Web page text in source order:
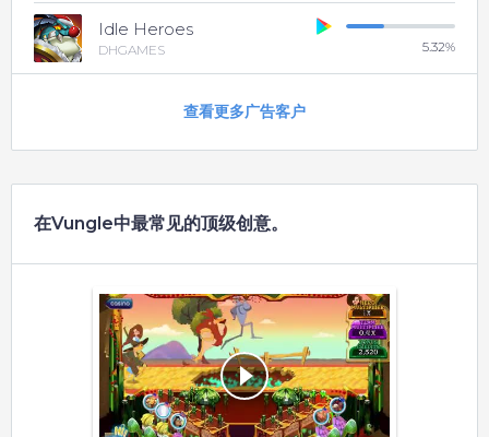
5.32%
Idle Heroes
DHGAMES
查看更多广告客户
在Vungle中最常见的顶级创意。